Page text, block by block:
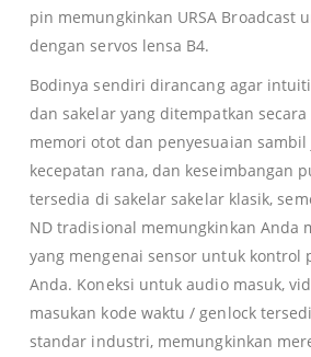
pin memungkinkan URSA Broadcast
dengan servos lensa B4.
Bodinya sendiri dirancang agar
dan sakelar yang ditempatkan
memori otot dan penyesuaian sambil
kecepatan rana, dan keseimbangan
tersedia di sakelar sakelar klasik,
ND tradisional memungkinkan Anda
yang mengenai sensor untuk kontrol
Anda. Koneksi untuk audio masuk,
masukan kode waktu / genlock
standar industri, memungkinkan